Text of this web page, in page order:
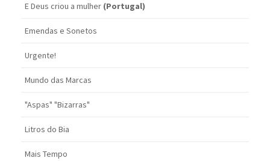
E Deus criou a mulher (Portugal)
Emendas e Sonetos
Urgente!
Mundo das Marcas
"Aspas" "Bizarras"
Litros do Bia
Mais Tempo